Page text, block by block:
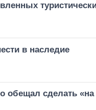
в наследие
обещал сделать «на